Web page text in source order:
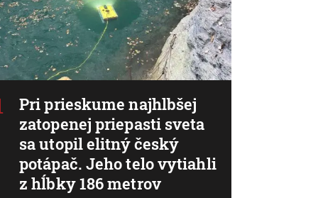
Pri prieskume najhlbšej
zatopenej priepasti sveta
sa utopil elitný český
potápač. Jeho telo vytiahli
z hĺbky 186 metrov